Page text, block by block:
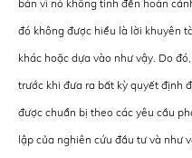
bán vì nó không tính đến hoàn
đó không được hiểu là lời khuyên
khác hoặc dựa vào như vậy. Do
trước khi đưa ra bất kỳ quyết định
được chuẩn bị theo các yêu cầu
lập của nghiên cứu đầu tư và như